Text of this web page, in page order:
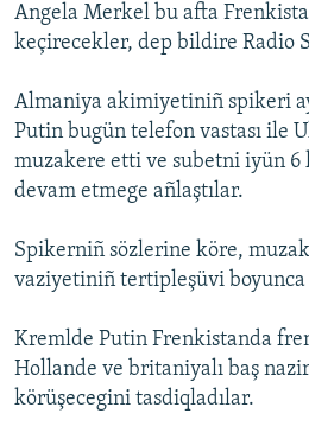
Angela Merkel bu afta
keçirecekler, dep bildire Radio
Almaniya akimiyetiniñ spikeri
Putin bugün telefon vastası ile
muzakere etti ve subetni iyün 6
devam etmege añlaştılar.
Spikerniñ sözlerine köre,
vaziyetiniñ tertipleşüvi boyunca
Kremlde Putin Frenkistanda
Hollande ve britaniyalı baş
körüşecegini tasdiqladılar.